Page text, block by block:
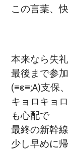
この言葉、快
本来なら失
最後まで参
(≡ε≡;A)支保
キョロキョ
も心配で
最終の新幹
少し早めに